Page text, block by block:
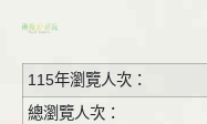
115年瀏覽人次：
總瀏覽人次：